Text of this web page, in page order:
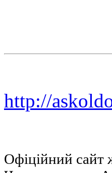
http://
Офіційний